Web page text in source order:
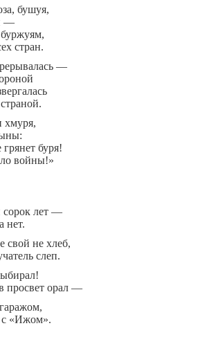
бушуя,
—
стран.
—
хмуря,
буря!
войны!»
сорок лет —
нет.
свой не хлеб,
слеп.
просвет орал —
с «Ижом».